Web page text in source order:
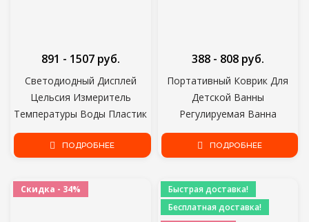
Светодиодный Дисплей
Цельсия Измеритель
Температуры Воды Пластик
360 Градусов Вращения
Электрический Душ
891 - 1507 руб.
ПОДРОБНЕЕ
Портативный Коврик Для
Детской Ванны
Регулируемая Ванна
Душевая Подушка
Новорожденный Поддержка
Сиденье Для Детской Ванны
Плавающий Коврик Для
Воды
388 - 808 руб.
ПОДРОБНЕЕ
Скидка - 34%
Быстрая доставка!
Бесплатная доставка!